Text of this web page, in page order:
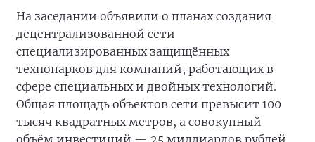
На заседании объявили о планах создания
децентрализованной сети
специализированных защищённых
технопарков для компаний, работающих в
сфере специальных и двойных технологий.
Общая площадь объектов сети превысит 100
тысяч квадратных метров, а совокупный
объём инвестиций — 25 миллиардов рублей.